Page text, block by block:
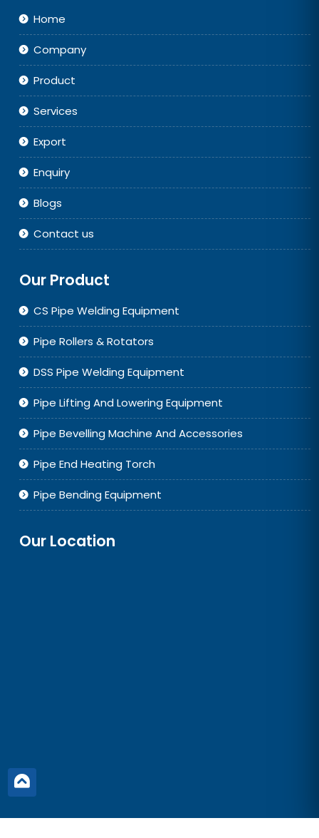
Home
Company
Product
Services
Export
Enquiry
Blogs
Contact us
Our Product
CS Pipe Welding Equipment
Pipe Rollers & Rotators
DSS Pipe Welding Equipment
Pipe Lifting And Lowering Equipment
Pipe Bevelling Machine And Accessories
Pipe End Heating Torch
Pipe Bending Equipment
Our Location